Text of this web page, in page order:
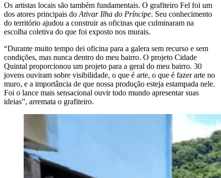
Os artistas locais são também fundamentais. O grafiteiro Fel foi um
dos atores principais do Ativar Ilha do Príncipe. Seu conhecimento
do território ajudou a construir as oficinas que culminaram na
escolha coletiva do que foi exposto nos murais.
“Durante muito tempo dei oficina para a galera sem recurso e sem
condições, mas nunca dentro do meu bairro. O projeto Cidade
Quintal proporcionou um projeto para a geral do meu bairro. 30
jovens ouviram sobre visibilidade, o que é arte, o que é fazer arte no
muro, e a importância de que nossa produção esteja estampada nele.
Foi o lance mais sensacional ouvir todo mundo apresentar suas
ideias”, arremata o grafiteiro.